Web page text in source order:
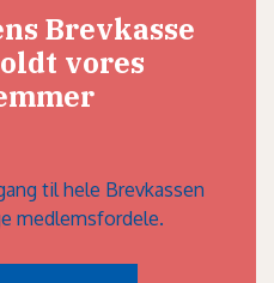
Brevkasse
vores
til hele Brevkassen
medlemsfordele.